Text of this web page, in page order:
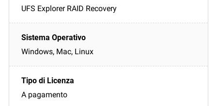
UFS Explorer RAID Recovery
Windows, Mac, Linux
A pagamento